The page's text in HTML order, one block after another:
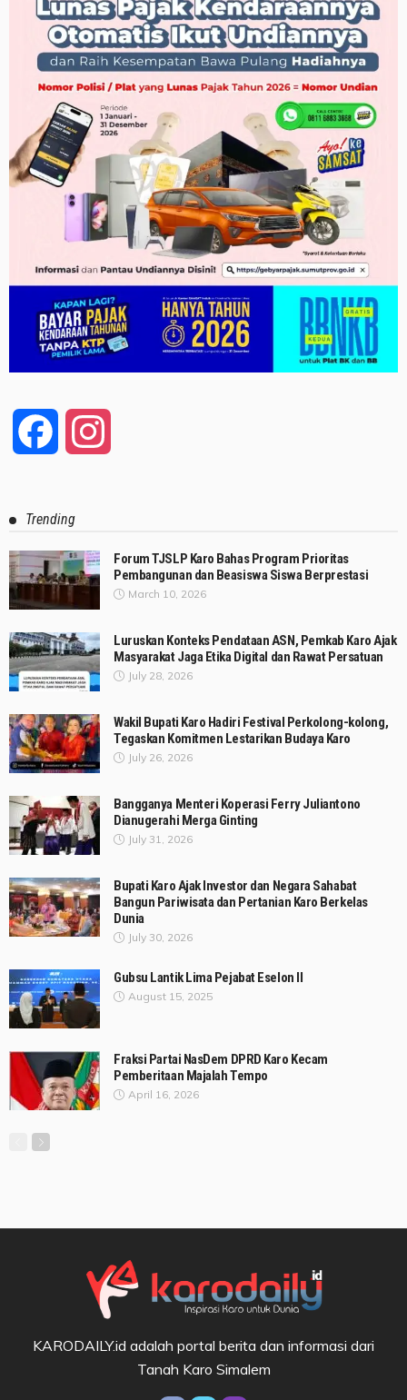
Facebook
Trending
Forum TJSLP Karo Bahas Program Prioritas
Pembangunan dan Beasiswa Siswa Berprestasi
March 10, 2026
Luruskan Konteks Pendataan ASN, Pemkab Karo Ajak
Masyarakat Jaga Etika Digital dan Rawat Persatuan
July 28, 2026
Wakil Bupati Karo Hadiri Festival Perkolong-kolong,
Tegaskan Komitmen Lestarikan Budaya Karo
July 26, 2026
Bangganya Menteri Koperasi Ferry Juliantono
Dianugerahi Merga Ginting
July 31, 2026
Bupati Karo Ajak Investor dan Negara Sahabat
Bangun Pariwisata dan Pertanian Karo Berkelas
Dunia
July 30, 2026
Gubsu Lantik Lima Pejabat Eselon II
August 15, 2025
Fraksi Partai NasDem DPRD Karo Kecam
Pemberitaan Majalah Tempo
April 16, 2026
KARODAILY.id adalah portal berita dan informasi dari
Tanah Karo Simalem